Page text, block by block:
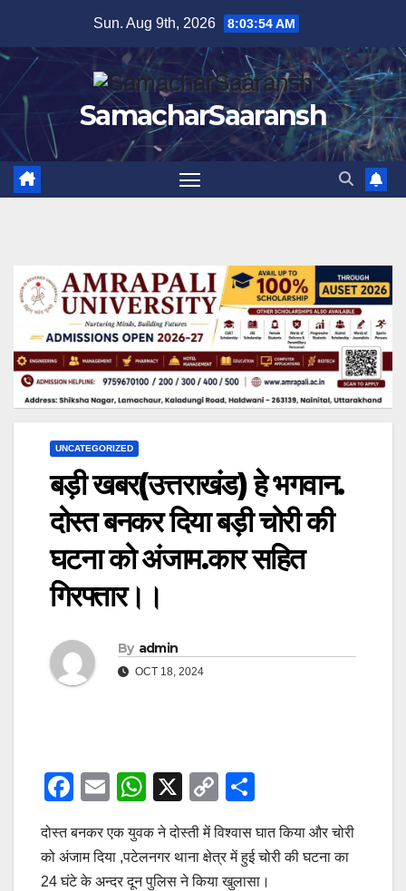
content
Sun. Aug 9th, 2026 8:03:55 AM
SamacharSaaransh
UNCATEGORIZED
बड़ी खबर(उत्तराखंड) हे भगवान.
दोस्त बनकर दिया बड़ी चोरी की
घटना को अंजाम.कार सहित
गिरफ्तार।।
By admin
OCT 18, 2024
F
c
e
E
ail
W
h
at
s
X
C
p
y
ar
e
दोस्त बनकर एक युवक ने दोस्ती में विश्वास घात किया और चोरी
को अंजाम दिया ,पटेलनगर थाना क्षेत्र में हुई चोरी की घटना का
24 घंटे के अन्दर दून पुलिस ने किया खुलासा।